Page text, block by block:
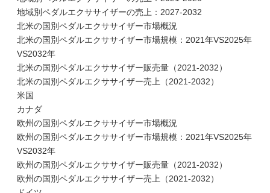
地域別ペダルエクササイザーの売上：2027-2032
北米の国別ペダルエクササイザー市場概況
北米の国別ペダルエクササイザー市場規模：2021年VS2025年
VS2032年
北米の国別ペダルエクササイザー販売量（2021-2032）
北米の国別ペダルエクササイザー売上（2021-2032）
米国
カナダ
欧州の国別ペダルエクササイザー市場概況
欧州の国別ペダルエクササイザー市場規模：2021年VS2025年
VS2032年
欧州の国別ペダルエクササイザー販売量（2021-2032）
欧州の国別ペダルエクササイザー売上（2021-2032）